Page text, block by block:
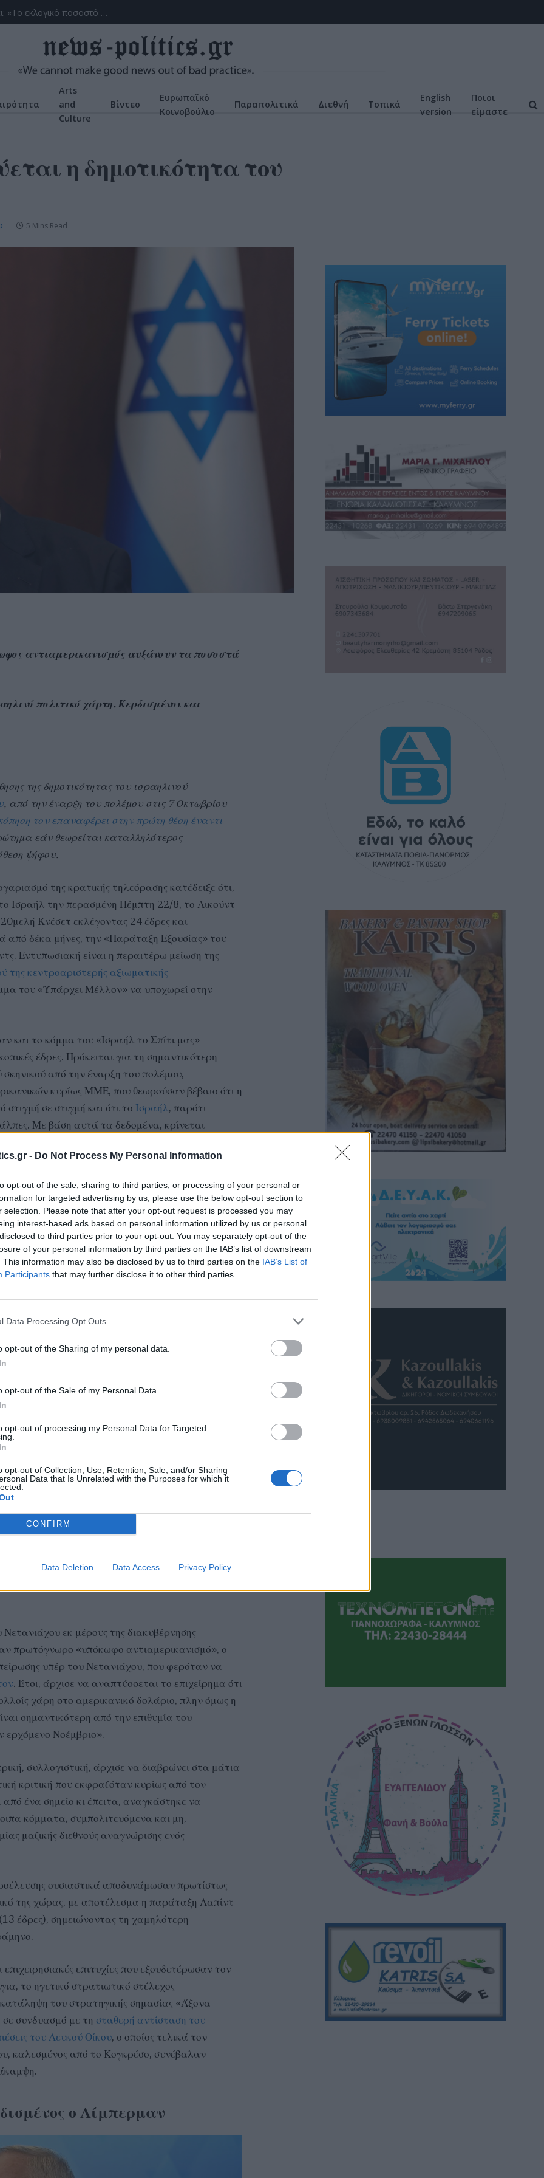
- Do Not Process My Personal Information
opt-out of the sale, sharing to third parties, or processing of your personal or
for targeted advertising by us, please use the below opt-out section to
selection. Please note that after your opt-out request is processed you may
interest-based ads based on personal information utilized by us or personal
to third parties prior to your opt-out. You may separately opt-out of the
of your personal information by third parties on the IAB’s list of downstream
This information may also be disclosed by us to third parties on the IAB’s List of
Participants that may further disclose it to other third parties.
Data Processing Opt Outs
opt-out of the Sharing of my personal data.
opt-out of the Sale of my Personal Data.
opt-out of processing my Personal Data for Targeted
opt-out of Collection, Use, Retention, Sale, and/or Sharing
Data that Is Unrelated with the Purposes for which it
CONFIRM
Data Deletion Data Access Privacy Policy
Γ. Ξηραδάκης: «Ολιγοπωλιακή δομή στην Ελληνική Ακτοπλοΐα – Ποιοι ελέγχουν το 60% του συνολικού στόλου»
Arts
and
Culture
Βίντεο
Ευρωπαϊκό
Κοινοβούλιο
Παραπολιτικά Διεθνή Τοπικά
English
version
Ποιοι
είμαστε
η δημοτικότητα του
5 Mins Read
αντιαμερικανισμός αυξάνουν τα ποσοστά
πολιτικό χάρτη. Κερδισμένοι και
της δημοτικότητας του ισραηλινού
, από την έναρξη του πολέμου στις 7 Οκτωβρίου
τον επαναφέρει στην πρώτη θέση έναντι
εάν θεωρείται καταλληλότερος
ψήφου.
της κρατικής τηλεόρασης κατέδειξε ότι,
Ισραήλ την περασμένη Πέμπτη 22/8, το Λικούντ
Κνέσετ εκλέγοντας 24 έδρες και
από δέκα μήνες, την «Παράταξη Εξουσίας» του
Εντυπωσιακή είναι η περαιτέρω μείωση της
της κεντροαριστερής αξιωματικής
του «Υπάρχει Μέλλον» να υποχωρεί στην
και το κόμμα του «Ισραήλ το Σπίτι μας»
έδρες. Πρόκειται για τη σημαντικότερη
από την έναρξη του πολέμου,
κυρίως ΜΜΕ, που θεωρούσαν βέβαιο ότι η
σε στιγμή και ότι το Ισραήλ, παρότι
Με βάση αυτά τα δεδομένα, κρίνεται
πρόσφατης και ομολογουμένως ανατρεπτικής
ξανά;
πιέσεις του Λευκού Οίκου συνέβαλε στη δημοσκοπική του
Anna Moneymaker/Getty Images
7ης Οκτωβρίου
τον κρατικό μηχανισμό, την κυβέρνηση
οι επανειλημμένες διαψεύσεις των
υποστήριζαν ότι συγκεκριμένες περιοχές
έλεγχο» και με τα μέτωπα του πολέμου να
την κυβέρνηση μειώνονταν ακόμα
εκ μέρους της διακυβέρνησης
πρωτόγνωρο «υπόκωφο αντιαμερικανισμό», ο
υπέρ του Νετανιάχου, που φερόταν να
. Έτσι, άρχισε να αναπτύσσεται το επιχείρημα ότι
χάρη στο αμερικανικό δολάριο, πλην όμως η
σημαντικότερη από την επιθυμία του
ερχόμενο Νοέμβριο».
συλλογιστική, άρχισε να διαβρώνει στα μάτια
κριτική που εκφραζόταν κυρίως από τον
ένα σημείο κι έπειτα, αναγκάστηκε να
κόμματα, συμπολιτευόμενα και μη,
μαζικής διεθνούς αναγνώρισης ενός
ουσιαστικά αποδυνάμωσαν πρωτίστως
της χώρας, με αποτέλεσμα η παράταξη Λαπίντ
έδρες), σημειώνοντας τη χαμηλότερη
επιτυχίες που εξουδετέρωσαν τον
το ηγετικό στρατιωτικό στέλεχος
του στρατηγικής σημασίας «Άξονα
σε συνδυασμό με τη σταθερή αντίσταση του
του Λευκού Οίκου, ο οποίος τελικά τον
καλεσμένος από το Κογκρέσο, συνέβαλαν
ο Λίμπερμαν